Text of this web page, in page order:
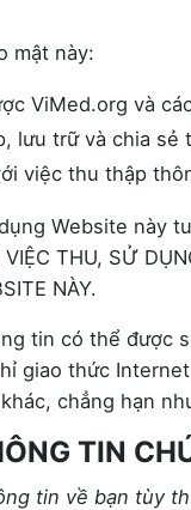
mật này:
ViMed.org và
lưu trữ và chia sẻ
việc thu thập
Website này
THU, SỬ
NÀY.
tin có thể được
giao thức
chẳng hạn
TIN
tin về bạn tùy